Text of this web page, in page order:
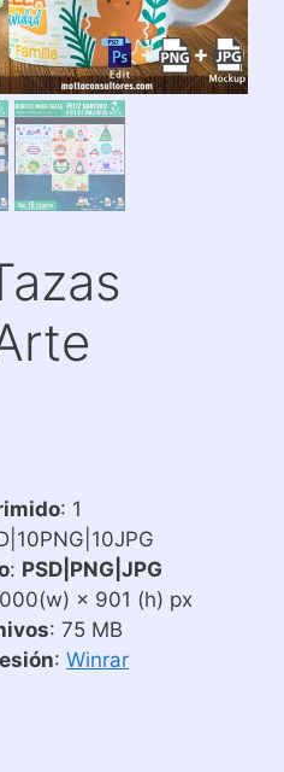
: 1
: PSD|PNG|JPG
× 901 (h) px
: 75 MB
: Winrar